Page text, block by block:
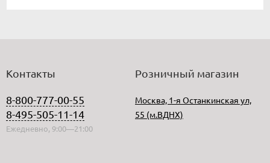
Контакты
8-800-777-00-55
8-495-505-11-14
Ежедневно, 9:00—21:00
Розничный магазин
Москва, 1-я Останкинская ул,
55 (м.ВДНХ)